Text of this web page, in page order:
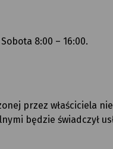
8:00 – 16:00.
przez właściciela
będzie świadczył